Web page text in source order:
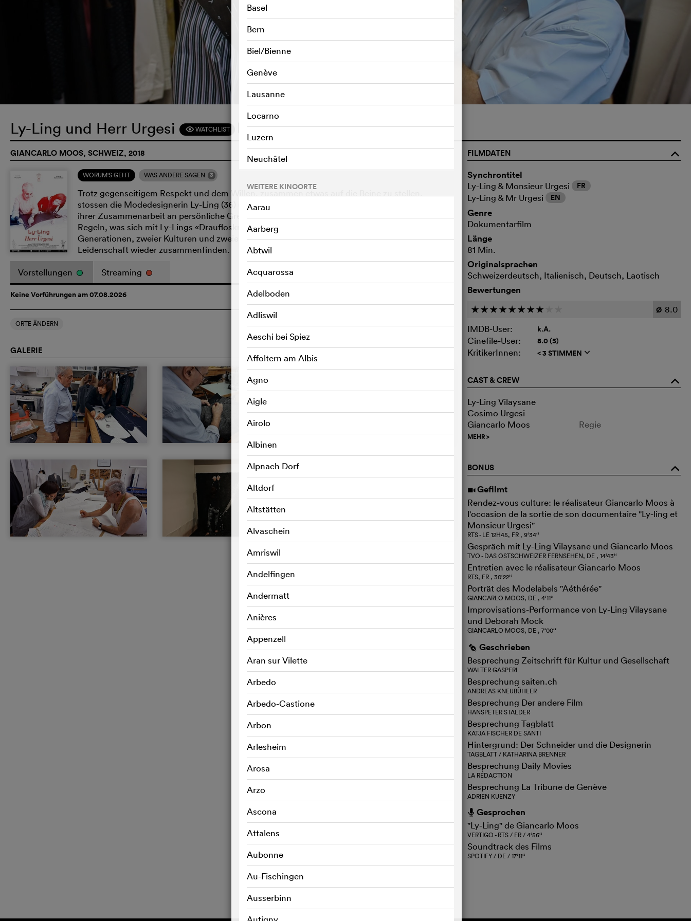
eTRAILER ABSPIELEN
Ly-Ling und Herr Urgesi F WATCHLIST
GIANCARLO MOOS, SCHWEIZ, 2018
WORUM'S GEHT WAS ANDERE SAGEN 3
Trotz gegenseitigem Respekt und dem Willen, zusammen etwas auf die Beine zu stellen,
stossen die Modedesignerin Ly-Ling (36) und der Feinmassschneider Cosimo Urgesi (73) bei
ihrer Zusammenarbeit an persönliche Grenzen. Urgesi arbeitet seit Jahrzehnten nach festen
Regeln, was sich mit Ly-Lings «Draufloskreieren» beisst. Es ist ein Aufeinanderprallen zweier
Generationen, zweier Kulturen und zweier Welten, die jedoch in einer gemeinsamen
Leidenschaft wieder zusammenfinden.
Vorstellungen Streaming
Keine Vorführungen am 07.08.2026
ORTE ÄNDERN
Basel
Bern
Biel/Bienne
Genève
Lausanne
Locarno
Luzern
Neuchâtel
WEITERE KINOORTE
Aarau
Aarberg
Abtwil
Acquarossa
Adelboden
Adliswil
Aeschi bei Spiez
Affoltern am Albis
Agno
Aigle
Airolo
Albinen
Alpnach Dorf
Altdorf
Altstätten
Alvaschein
Amriswil
Andelfingen
Andermatt
Anières
Appenzell
Aran sur Vilette
Arbedo
Arbedo-Castione
Arbon
Arlesheim
Arosa
Arzo
Ascona
Attalens
Aubonne
Au-Fischingen
Ausserbinn
GALERIE o
FILMDATEN
o
Synchrontitel
Ly-Ling & Monsieur Urgesi FR
Ly-Ling & Mr Urgesi EN
Genre
Dokumentarfilm
Länge
81 Min.
Originalsprachen
Schweizerdeutsch, Italienisch, Deutsch, Laotisch
Bewertungen
c c c c c c c c Ø 8.0
IMDB-User:
k.A.
Cinefile-User: 8.0 (5)
KritikerInnen: < 3 STIMMEN q
CAST & CREW o
Ly-Ling Vilaysane
Cosimo Urgesi
Giancarlo Moos
Regie
MEHR>
BONUS o
i Gefilmt
Rendez-vous culture: le réalisateur Giancarlo Moos à
l'occasion de la sortie de son documentaire "Ly-ling et
Monsieur Urgesi"
RTS - LE 12H45, FR , 9‘34‘‘
Gespräch mit Ly-Ling Vilaysane und Giancarlo Moos
TVO - DAS OSTSCHWEIZER FERNSEHEN, DE , 14‘43‘‘
Entretien avec le réalisateur Giancarlo Moos
RTS, FR , 30‘22‘‘
Porträt des Modelabels "Aéthérée"
GIANCARLO MOOS, DE , 4‘11‘‘
Improvisations-Performance von Ly-Ling Vilaysane
und Deborah Mock
GIANCARLO MOOS, DE , 7‘00‘‘
g Geschrieben
Besprechung Zeitschrift für Kultur und Gesellschaft
WALTER GASPERI
Besprechung saiten.ch
ANDREAS KNEUBÜHLER
Besprechung Der andere Film
HANSPETER STALDER
Besprechung Tagblatt
KATJA FISCHER DE SANTI
Hintergrund: Der Schneider und die Designerin
TAGBLATT / KATHARINA BRENNER
Besprechung Daily Movies
LA RÉDACTION
Besprechung La Tribune de Genève
ADRIEN KUENZY
h Gesprochen
"Ly-Ling" de Giancarlo Moos
VERTIGO - RTS / FR / 4‘56‘‘
Soundtrack des Films
SPOTIFY / DE / 17‘11‘‘